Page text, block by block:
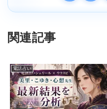
関連記事
電話占い